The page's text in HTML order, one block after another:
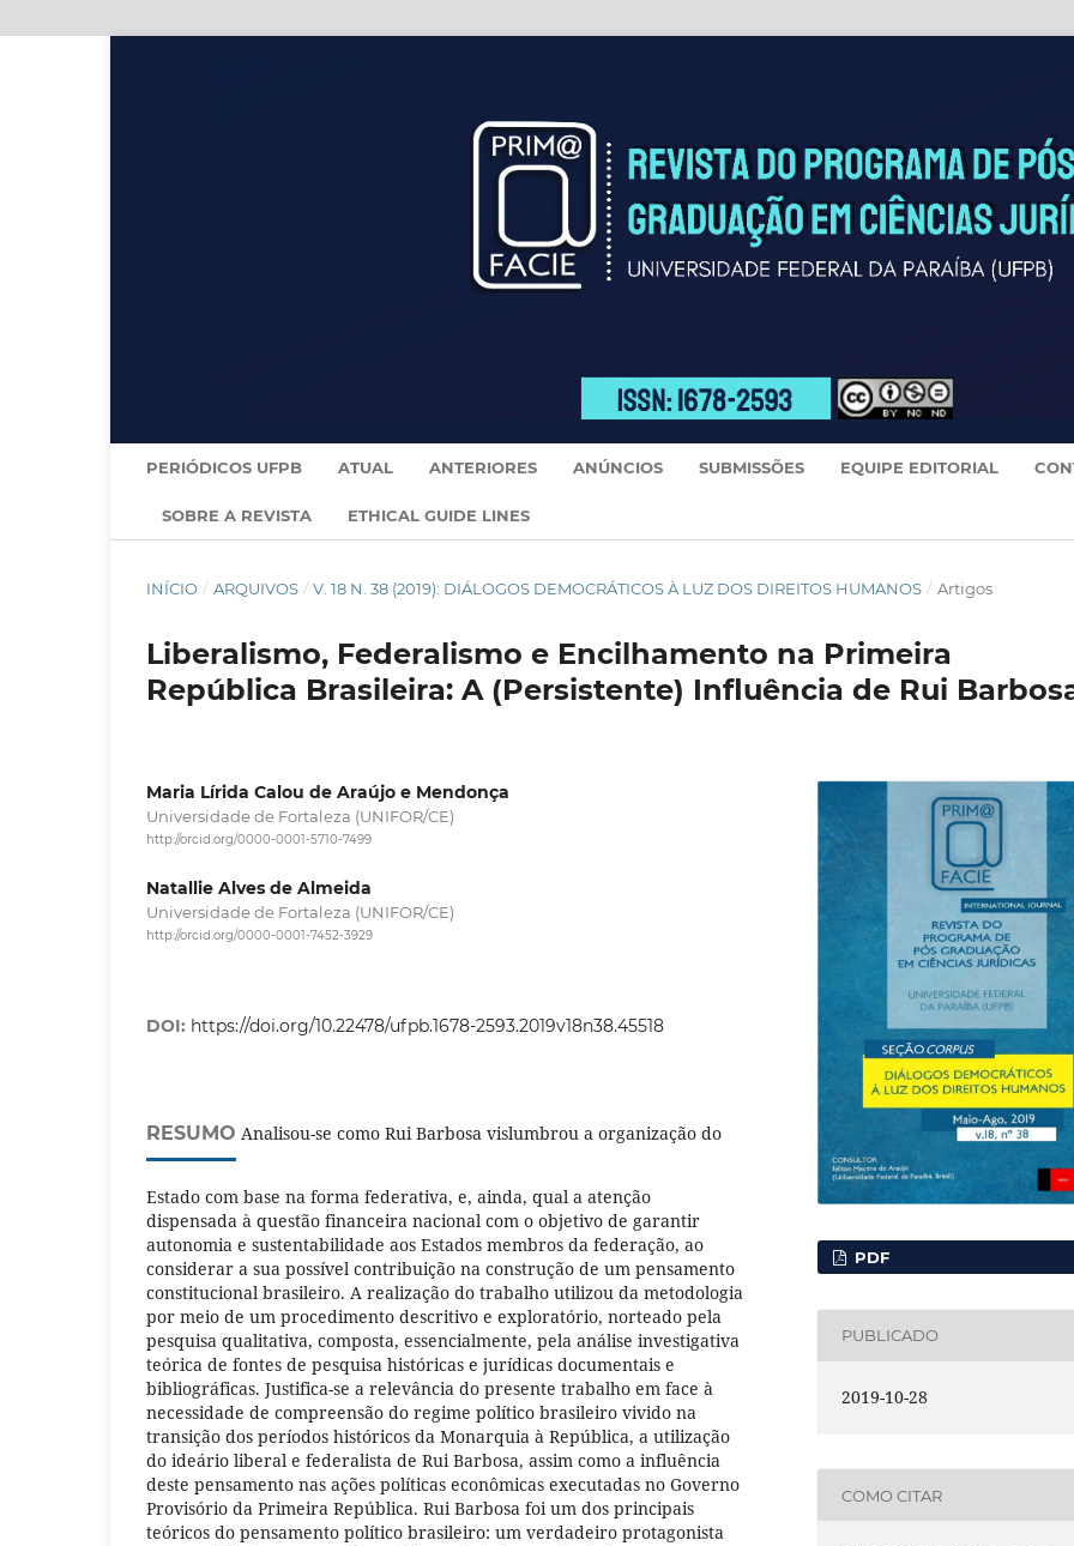
PERIÓDICOS UFPB ATUAL ANTERIORES ANÚNCIOS SUBMISSÕES EQUIPE EDITORIAL
SOBRE A REVISTA ETHICAL GUIDE LINES
INÍCIO / ARQUIVOS / V. 18 N. 38 (2019): DIÁLOGOS DEMOCRÁTICOS À LUZ DOS DIREITOS HUMANOS / Artigos
Liberalismo, Federalismo e Encilhamento na Primeira
República Brasileira: A (Persistente) Influência de Rui
Maria Lírida Calou de Araújo e Mendonça
Universidade de Fortaleza (UNIFOR/CE)
http://orcid.org/0000-0001-5710-7499
Natallie Alves de Almeida
Universidade de Fortaleza (UNIFOR/CE)
http://orcid.org/0000-0001-7452-3929
DOI: https://doi.org/10.22478/ufpb.1678-2593.2019v18n38.45518
RESUMO Analisou-se como Rui Barbosa vislumbrou a organização do
Estado com base na forma federativa, e, ainda, qual a atenção
dispensada à questão financeira nacional com o objetivo de garantir
autonomia e sustentabilidade aos Estados membros da federação, ao
considerar a sua possível contribuição na construção de um pensamento
constitucional brasileiro. A realização do trabalho utilizou da metodologia
por meio de um procedimento descritivo e exploratório, norteado pela
pesquisa qualitativa, composta, essencialmente, pela análise investigativa
teórica de fontes de pesquisa históricas e jurídicas documentais e
bibliográficas. Justifica-se a relevância do presente trabalho em face à
necessidade de compreensão do regime político brasileiro vivido na
transição dos períodos históricos da Monarquia à República, a utilização
do ideário liberal e federalista de Rui Barbosa, assim como a influência
deste pensamento nas ações políticas econômicas executadas no Governo
Provisório da Primeira República. Rui Barbosa foi um dos principais
teóricos do pensamento político brasileiro: um verdadeiro protagonista
PDF
PUBLICADO
2019-10-28
COMO CITAR